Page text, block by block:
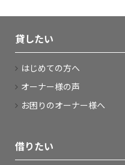
貸したい
はじめての方へ
オーナー様の声
お困りのオーナー様へ
借りたい